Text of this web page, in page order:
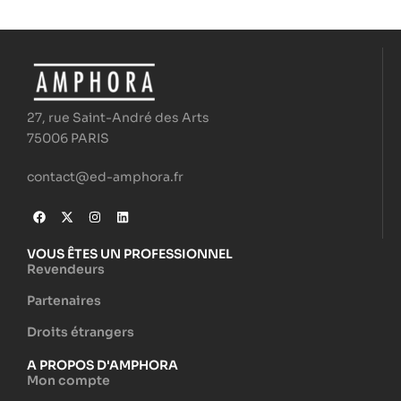
27, rue Saint-André des Arts
75006 PARIS
contact@ed-amphora.fr
VOUS ÊTES UN PROFESSIONNEL
Revendeurs
Partenaires
Droits étrangers
A PROPOS D'AMPHORA
Mon compte